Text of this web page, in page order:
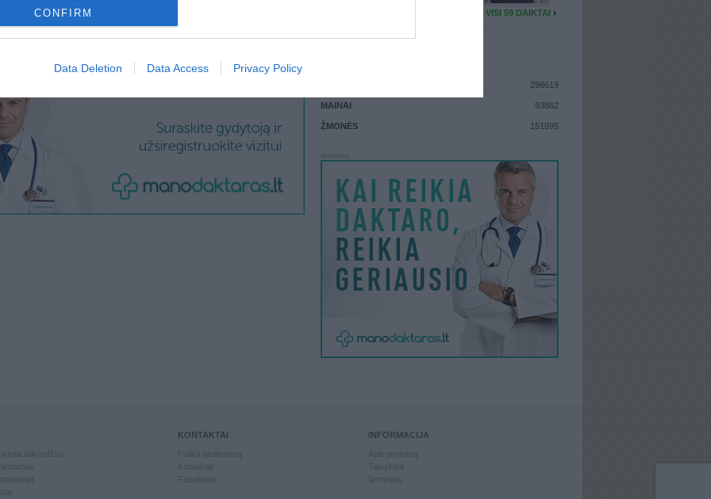
CONFIRM
Data Deletion Data Access Privacy Policy
VISI 59 DAIKTAI
298619
MAINAI 93862
ŽMONĖS 151895
KONTAKTAI
Kontaktai
INFORMACIJA